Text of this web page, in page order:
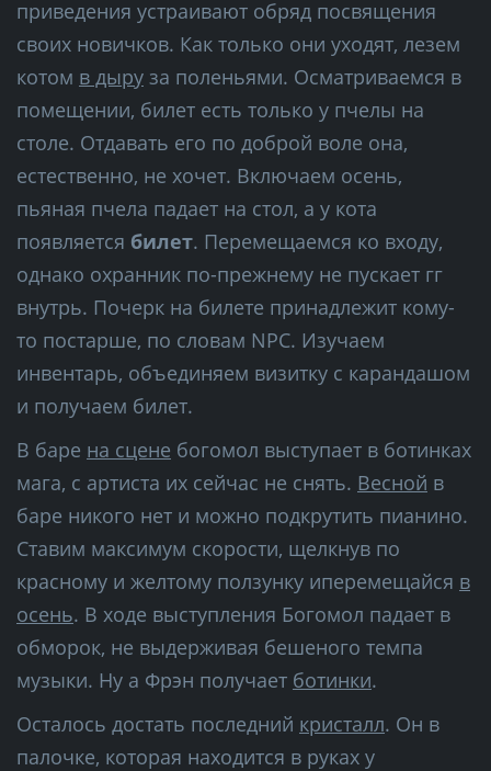
приведения устраивают обряд посвящения
своих новичков. Как только они уходят, лезем
котом в дыру за поленьями. Осматриваемся в
помещении, билет есть только у пчелы на
столе. Отдавать его по доброй воле она,
естественно, не хочет. Включаем осень,
пьяная пчела падает на стол, а у кота
появляется билет. Перемещаемся ко входу,
однако охранник по-прежнему не пускает гг
внутрь. Почерк на билете принадлежит кому-
то постарше, по словам NPC. Изучаем
инвентарь, объединяем визитку с карандашом
и получаем билет.
В баре на сцене богомол выступает в ботинках
мага, с артиста их сейчас не снять. Весной в
баре никого нет и можно подкрутить пианино.
Ставим максимум скорости, щелкнув по
красному и желтому ползунку иперемещайся в
осень. В ходе выступления Богомол падает в
обморок, не выдерживая бешеного темпа
музыки. Ну а Фрэн получает ботинки.
Осталось достать последний кристалл. Он в
палочке, которая находится в руках у